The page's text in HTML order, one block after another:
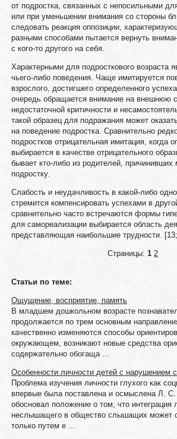
от подростка, связанных с непосильными
или при уменьшении внимания со стороны
следовать реакция оппозиции,
разными способами пытается вернуть
с кого-то другого на себя.
Характерными для подросткового возраста
чьего-либо поведения. Чаще имитируется
взрослого, достигшего определенного
очередь обращается внимание на внешнюю
недостаточной критичности и
такой образец для подражания может
на поведение подростка. Сравнительно
подростков отрицательная имитация, когда
выбирается в качестве отрицательного
бывает кто-либо из родителей, причинивших
подростку.
Слабость и неудачливость в какой-либо
стремится компенсировать успехами в
сравнительно часто встречаются формы
для самореализации выбирается область
представляющая наибольшие трудности.
Страницы:1 2
Статьи по теме:
Ощущение, восприятие, память
В младшем дошкольном возрасте
продолжается по трем основным
качественно изменяются способы
окружающем, возникают новые средства
содержательно обогаща ...
Особенности личности детей с нарушением
Проблема изучения личности глухого как
впервые была поставлена и осмыслена Л. С.
обосновал положение о том, что интеграция
неслышащего в общество слышащих может
только путем е ...